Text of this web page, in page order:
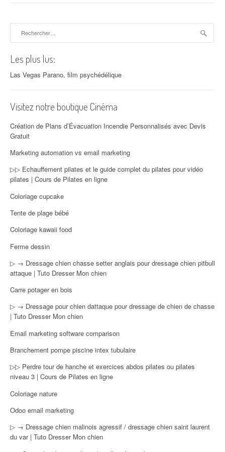
Les plus lus:
Las Vegas Parano, film psychédélique
Visitez notre boutique Cinéma
Création de Plans d’Évacuation Incendie Personnalisés avec Devis
Gratuit
Marketing automation vs email marketing
▷▷ Echauffement pilates et le guide complet du pilates pour vidéo
pilates | Cours de Pilates en ligne
Coloriage cupcake
Tente de plage bébé
Coloriage kawaii food
Ferme dessin
▷ → Dressage chien chasse setter anglais pour dressage chien pitbull
attaque | Tuto Dresser Mon chien
Carre potager en bois
▷ → Dressage pour chien dattaque pour dressage de chien de chasse
| Tuto Dresser Mon chien
Email marketing software comparison
Branchement pompe piscine intex tubulaire
▷▷ Perdre tour de hanche et exercices abdos pilates ou pilates
niveau 3 | Cours de Pilates en ligne
Coloriage nature
Odoo email marketing
▷ → Dressage chien malinois agressif / dressage chien saint laurent
du var | Tuto Dresser Mon chien